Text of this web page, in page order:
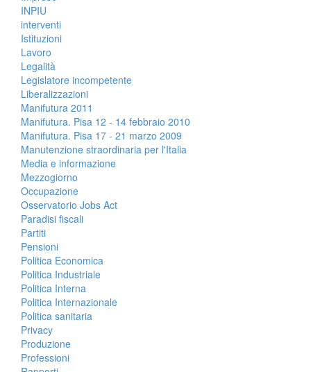
INPIU
interventi
Istituzioni
Lavoro
Legalità
Legislatore incompetente
Liberalizzazioni
Manifutura 2011
Manifutura. Pisa 12 - 14 febbraio 2010
Manifutura. Pisa 17 - 21 marzo 2009
Manutenzione straordinaria per l'Italia
Media e informazione
Mezzogiorno
Occupazione
Osservatorio Jobs Act
Paradisi fiscali
Partiti
Pensioni
Politica Economica
Politica Industriale
Politica Interna
Politica Internazionale
Politica sanitaria
Privacy
Produzione
Professioni